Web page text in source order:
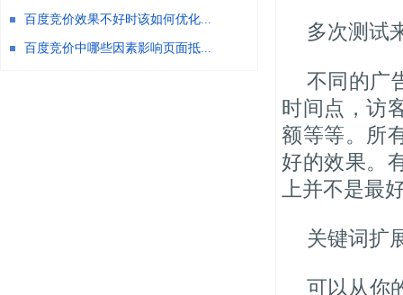
多次测试
不同的广
时间点，访
额等等。所
好的效果。
上并不是最
关键词扩
可以从你
百度竞价效果不好时该如何优化...
百度竞价中哪些因素影响页面抵...